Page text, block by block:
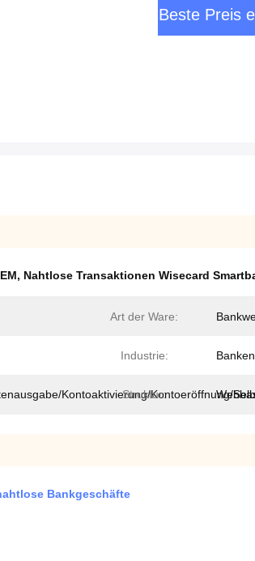
Beste Preis
, Nahtlose Transaktionen Wisecard
Art der Ware:
Industrie:
Kontoaktivierung/Kontoeröffnung/
Struktur:
Bankgeschäfte